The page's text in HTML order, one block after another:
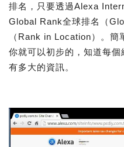
排名，只要透過Alexa
Global Rank全球排名（
（Rank in Location）。簡
你就可以初步的，知道每
有多大的資訊。